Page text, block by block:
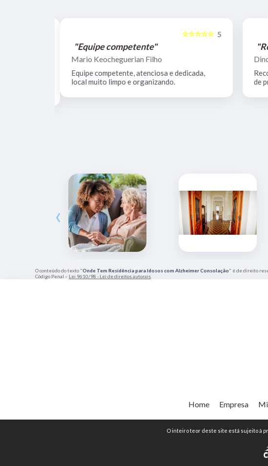
5
☆☆☆☆☆
"Equipe competente"
Mario Keocheguerian Filho
Equipe competente, atenciosa e dedicada,
local muito limpo e organizando.
de
‹
O conteúdo do texto "Onde Tem Residência para Idosos com Alzheimer Consolação" é de direito
Código Penal – Lei 9610/98 - Lei de direitos autorais
Home Empresa
O inteiro teor deste site está sujeito à